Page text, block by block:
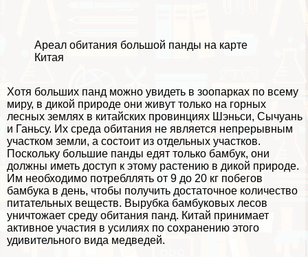
Ареал обитания большой панды на карте
Китая
Хотя больших панд можно увидеть в зоопарках по всему
миру, в дикой природе они живут только на горных
лесных землях в китайских провинциях Шэньси, Сычуань
и Ганьсу. Их среда обитания не является непрерывным
участком земли, а состоит из отдельных участков.
Поскольку большие панды едят только бамбук, они
должны иметь доступ к этому растению в дикой природе.
Им необходимо потрeбллять от 9 до 20 кг побегов
бамбука в день, чтобы получить достаточное количество
питательных веществ. Вырубка бамбуковых лесов
уничтожает среду обитания панд. Китай принимает
активное участия в усилиях по сохранению этого
удивительного вида медведей.